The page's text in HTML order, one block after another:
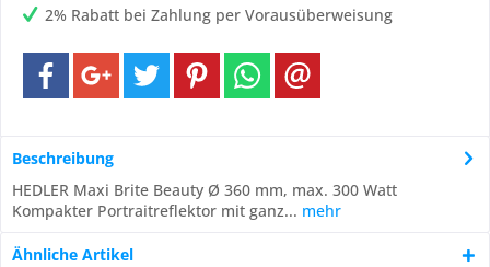
2% Rabatt bei Zahlung per Vorausüberweisung
Beschreibung
HEDLER Maxi Brite Beauty Ø 360 mm, max. 300 Watt
Kompakter Portraitreflektor mit ganz... mehr
Ähnliche Artikel